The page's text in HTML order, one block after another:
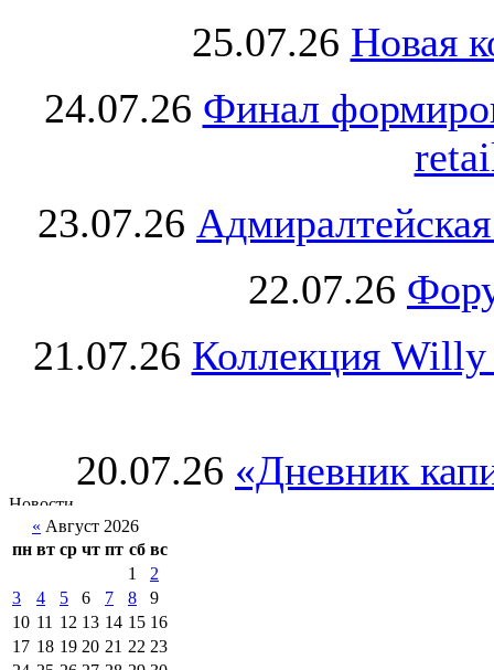
25.07.26 Новая
24.07.26 Финал
23.07.26
22.07.26
21.07.26 Коллекция Willy
20.07.26 «Дневник
« Август 2026
пн вт ср чт пт сб вс
1
2
3
4 5 6 7 8
9
10 11 12 13 14 15 16
17 18 19 20 21 22 23